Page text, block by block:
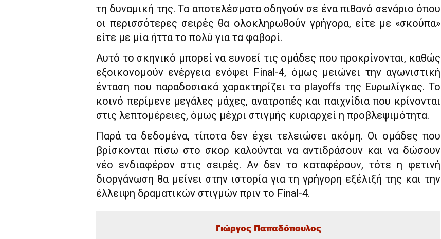
τη δυναμική της. Τα αποτελέσματα οδηγούν σε ένα πιθανό σενάριο όπου
οι περισσότερες σειρές θα ολοκληρωθούν γρήγορα, είτε με «σκούπα»
είτε με μία ήττα το πολύ για τα φαβορί.
Αυτό το σκηνικό μπορεί να ευνοεί τις ομάδες που προκρίνονται, καθώς
εξοικονομούν ενέργεια ενόψει Final-4, όμως μειώνει την αγωνιστική
ένταση που παραδοσιακά χαρακτηρίζει τα playoffs της Ευρωλίγκας. Το
κοινό περίμενε μεγάλες μάχες, ανατροπές και παιχνίδια που κρίνονται
στις λεπτομέρειες, όμως μέχρι στιγμής κυριαρχεί η προβλεψιμότητα.
Παρά τα δεδομένα, τίποτα δεν έχει τελειώσει ακόμη. Οι ομάδες που
βρίσκονται πίσω στο σκορ καλούνται να αντιδράσουν και να δώσουν
νέο ενδιαφέρον στις σειρές. Αν δεν το καταφέρουν, τότε η φετινή
διοργάνωση θα μείνει στην ιστορία για τη γρήγορη εξέλιξή της και την
έλλειψη δραματικών στιγμών πριν το Final-4.
Γιώργος Παπαδόπουλος